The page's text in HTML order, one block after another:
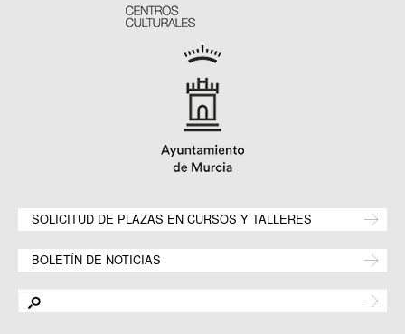
SOLICITUD DE PLAZAS EN CURSOS Y TALLERES
BOLETÍN DE NOTICIAS